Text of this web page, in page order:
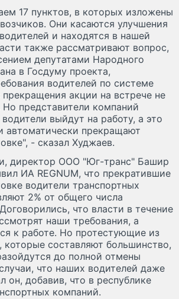
17 пунктов, в которых изложены
Они касаются улучшения
и находятся в нашей
также рассматривают вопрос,
депутатами Народного
в Госдуму проекта,
водителей по системе
акции на встрече не
Но представители компаний
выйдут на работу, а это
автоматически прекращают
- сказал Худжаев.
директор ООО "Юг-транс" Башир
ИА REGNUM, что прекратившие
водители транспортных
2% от общего числа
что власти в течение
наши требования, а
к работе. Но протестующие из
которые составляют большинство,
до полной отмены
что наших водителей даже
он, добавив, что в республике
компаний.